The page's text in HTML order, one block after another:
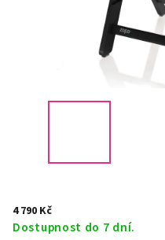
4 790 Kč
Dostupnost do 7 dní.